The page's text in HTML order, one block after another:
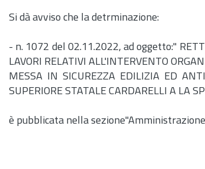
Si dà avviso che la detrminazione:
- n. 1072 del 02.11.2022, ad oggetto:"
LAVORI RELATIVI ALL'INTERVENTO
MESSA IN SICUREZZA EDILIZIA ED
SUPERIORE STATALE CARDARELLI A LA
è pubblicata nella